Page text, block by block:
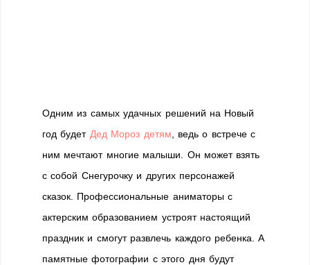
Одним из самых удачных решений на Новый
год будет Дед Мороз детям , ведь о встрече с
ним мечтают многие малыши. Он может взять
с собой Снегурочку и других персонажей
сказок. Профессиональные аниматоры с
актерским образованием устроят настоящий
праздник и смогут развлечь каждого ребенка. А
памятные фотографии с этого дня будут